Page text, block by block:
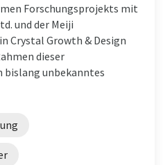
Forschungsprojekts mit
und der Meiji
Crystal Growth & Design
dieser
bislang unbekanntes